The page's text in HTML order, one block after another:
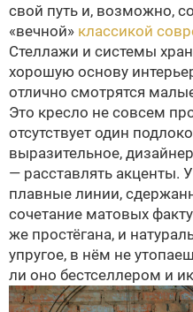
свой путь и, возможно,
«вечной» классикой
Стеллажи и системы
хорошую основу
отлично смотрятся
Это кресло не совсем
отсутствует один
выразительное,
— расставлять акценты.
плавные линии,
сочетание матовых
же простёгана, и
упругое, в нём не
ли оно бестселлером и